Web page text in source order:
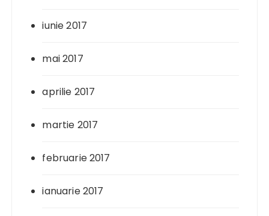
iunie 2017
mai 2017
aprilie 2017
martie 2017
februarie 2017
ianuarie 2017